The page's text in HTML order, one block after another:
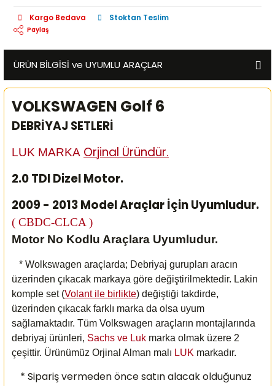
Kargo Bedava Stoktan Teslim
Paylaş
ÜRÜN BİLGİSİ ve UYUMLU ARAÇLAR
VOLKSWAGEN Golf 6
DEBRİYAJ SETLERİ
LUK MARKA Orjinal Üründür.
2.0 TDI Dizel Motor.
2009 - 2013 Model Araçlar İçin Uyumludur.
( CBDC-CLCA )
Motor No Kodlu Araçlara Uyumludur.
* Wolkswagen araçlarda; Debriyaj gurupları aracın
üzerinden çıkacak markaya göre değiştirilmektedir. Lakin
komple set (Volant ile birlikte) değiştiği takdirde,
üzerinden çıkacak farklı marka da olsa uyum
sağlamaktadır. Tüm Volkswagen araçların montajlarında
debriyaj ürünleri, Sachs ve Luk marka olmak üzere 2
çeşittir. Ürünümüz Orjinal Alman malı LUK markadır.
* Sipariş vermeden önce satın alacak olduğunuz